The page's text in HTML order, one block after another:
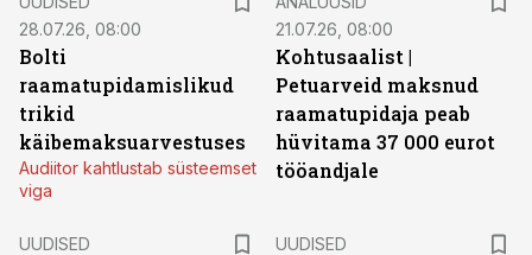
28.07.26, 08:00
Bolti
raamatupidamislikud
trikid
käibemaksuarvestuses
Audiitor kahtlustab süsteemset
viga
21.07.26, 08:00
Kohtusaalist |
Petuarveid maksnud
raamatupidaja peab
hüvitama 37 000 eurot
tööandjale
UUDISED
UUDISED